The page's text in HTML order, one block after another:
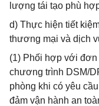
lượng tái tạo phù
d) Thực hiện tiết
thương mại và dịch
(1) Phối hợp với
chương trình DSM/
phòng khi có yêu
đảm vận hành an